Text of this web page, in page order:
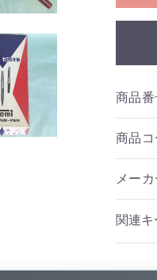
商品番
商品
メーカ
関連キ